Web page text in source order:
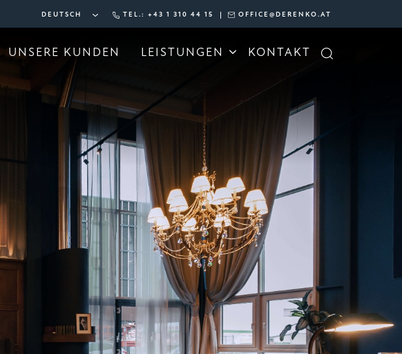
TEL.: +43 1 310 44 15 OFFICE@DERENKO.AT
UNSERE KUNDEN LEISTUNGEN KONTAKT